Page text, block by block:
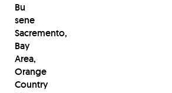
Bu
sene
Sacremento,
Bay
Area,
Orange
Country